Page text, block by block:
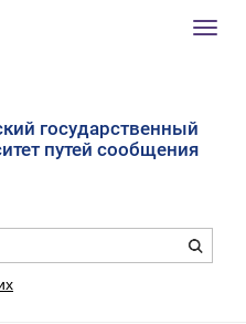
государственный
путей сообщения